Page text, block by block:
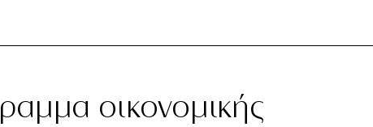
οικονομικής